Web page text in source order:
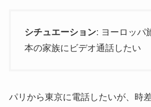
シチュエーション: ヨーロッパ
本の家族にビデオ通話したい
パリから東京に電話したいが、時